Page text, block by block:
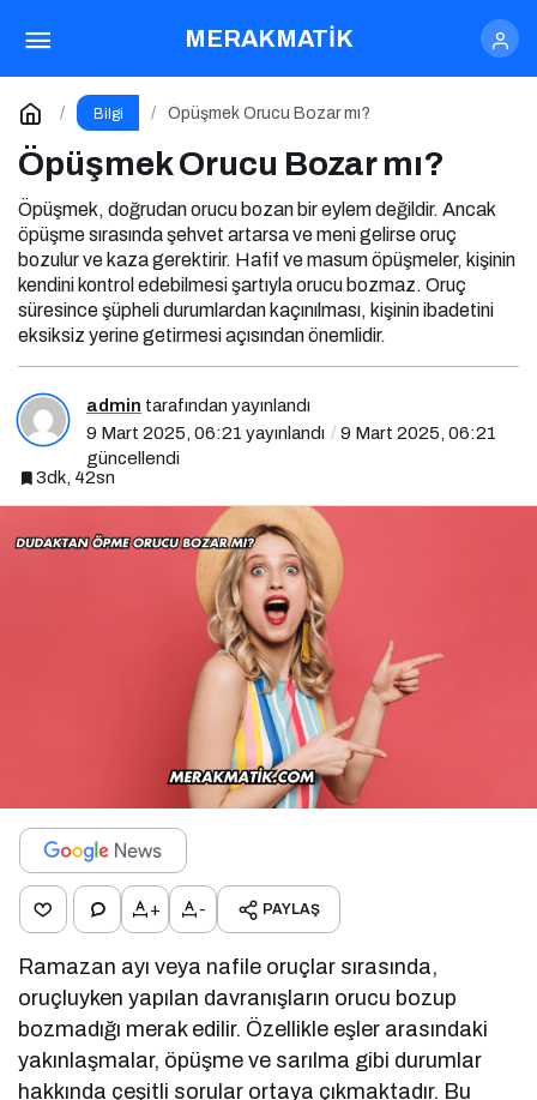
MERAKMATİK
Bilgi Öpüşmek Orucu Bozar mı?
Öpüşmek Orucu Bozar mı?
Öpüşmek, doğrudan orucu bozan bir eylem değildir. Ancak
öpüşme sırasında şehvet artarsa ve meni gelirse oruç
bozulur ve kaza gerektirir. Hafif ve masum öpüşmeler, kişinin
kendini kontrol edebilmesi şartıyla orucu bozmaz. Oruç
süresince şüpheli durumlardan kaçınılması, kişinin ibadetini
eksiksiz yerine getirmesi açısından önemlidir.
admin tarafından yayınlandı
9 Mart 2025, 06:21 yayınlandı
9 Mart 2025, 06:21
güncellendi
3dk, 42sn
+ - PAYLAŞ
Ramazan ayı veya nafile oruçlar sırasında,
oruçluyken yapılan davranışların orucu bozup
bozmadığı merak edilir. Özellikle eşler arasındaki
yakınlaşmalar, öpüşme ve sarılma gibi durumlar
hakkında çeşitli sorular ortaya çıkmaktadır. Bu
Öpüşmek Orucu Bozar mı?